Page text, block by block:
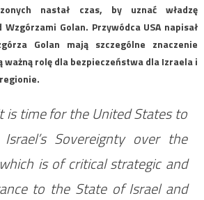
nastał czas, by uznać władzę
Golan. Przywódca USA napisał
Golan mają szczególne znaczenie
ważną rolę dla bezpieczeństwa dla Izraela i
is time for the United States to
Sovereignty over the
is of critical strategic and
to the State of Israel and